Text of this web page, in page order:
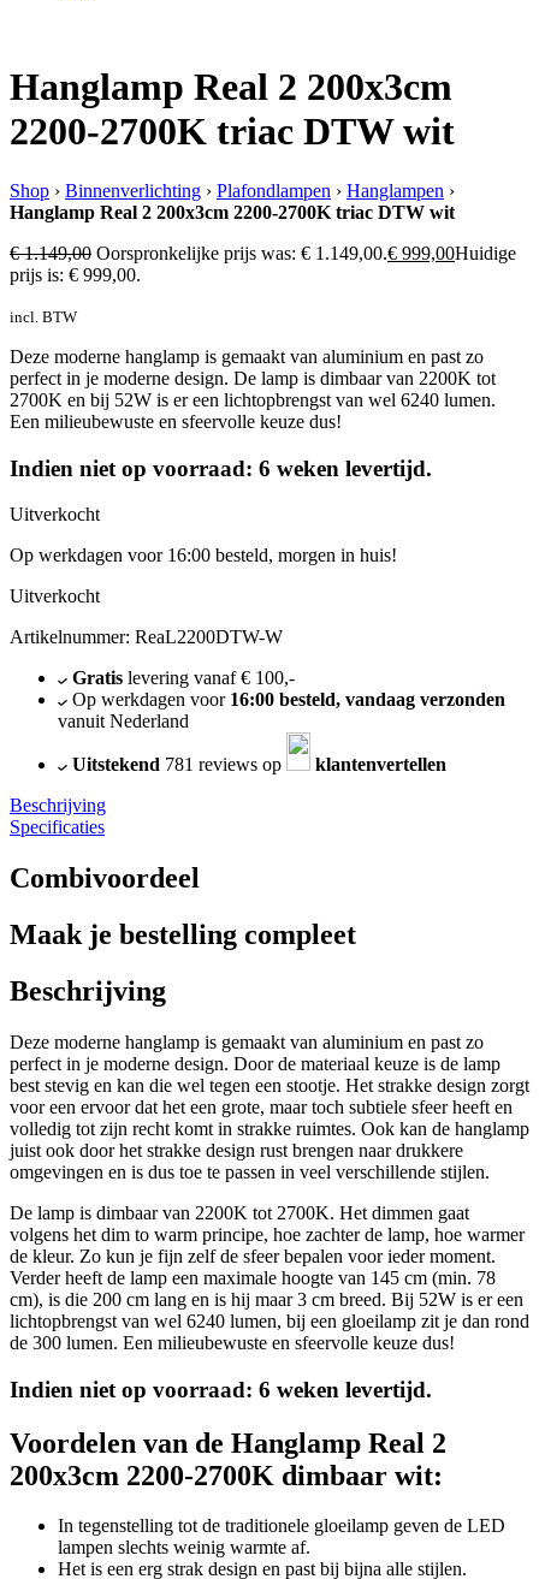
Hanglamp Real 2 200x3cm
2200-2700K triac DTW wit
Shop › Binnenverlichting › Plafondlampen › Hanglampen ›
Hanglamp Real 2 200x3cm 2200-2700K triac DTW wit
€1.149,00 Oorspronkelijke prijs was: € 1.149,00.€ 999,00Huidige
prijs is: € 999,00.
incl. BTW
Deze moderne hanglamp is gemaakt van aluminium en past zo
perfect in je moderne design. De lamp is dimbaar van 2200K tot
2700K en bij 52W is er een lichtopbrengst van wel 6240 lumen.
Een milieubewuste en sfeervolle keuze dus!
Indien niet op voorraad: 6 weken levertijd.
Uitverkocht
Op werkdagen voor 16:00 besteld, morgen in huis!
Uitverkocht
Artikelnummer: ReaL2200DTW-W
Gratislevering vanaf € 100,-
Op werkdagen voor 16:00 besteld, vandaag verzonden
vanuit Nederland
Uitstekend 781 reviews op
klantenvertellen
Beschrijving
Specificaties
Combivoordeel
Maak je bestelling compleet
Beschrijving
Deze moderne hanglamp is gemaakt van aluminium en past zo
perfect in je moderne design. Door de materiaal keuze is de lamp
best stevig en kan die wel tegen een stootje. Het strakke design zorgt
voor een ervoor dat het een grote, maar toch subtiele sfeer heeft en
volledig tot zijn recht komt in strakke ruimtes. Ook kan de hanglamp
juist ook door het strakke design rust brengen naar drukkere
omgevingen en is dus toe te passen in veel verschillende stijlen.
De lamp is dimbaar van 2200K tot 2700K. Het dimmen gaat
volgens het dim to warm principe, hoe zachter de lamp, hoe warmer
de kleur. Zo kun je fijn zelf de sfeer bepalen voor ieder moment.
Verder heeft de lamp een maximale hoogte van 145 cm (min. 78
cm), is die 200 cm lang en is hij maar 3 cm breed. Bij 52W is er een
lichtopbrengst van wel 6240 lumen, bij een gloeilamp zit je dan rond
de 300 lumen. Een milieubewuste en sfeervolle keuze dus!
Indien niet op voorraad: 6 weken levertijd.
Voordelen van de Hanglamp Real 2
200x3cm 2200-2700K dimbaar wit:
In tegenstelling tot de traditionele gloeilamp geven de LED
lampen slechts weinig warmte af.
Het is een erg strak design en past bij bijna alle stijlen.